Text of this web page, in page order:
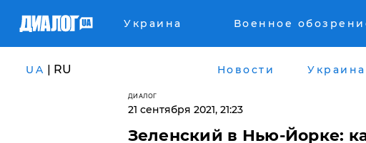
Украина Военное
UA | RU Новости Украина
ДИАЛОГ
21 сентября 2021, 21:23
Зеленский в Нью-Йорке: